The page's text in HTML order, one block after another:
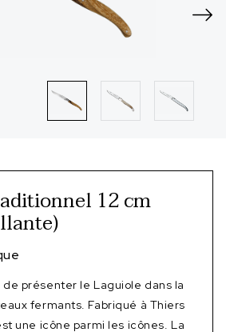
12 cm
de présenter le Laguiole dans la
fermants. Fabriqué à Thiers
une icône parmi les icônes. La